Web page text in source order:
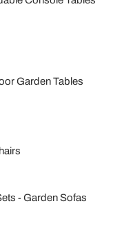
Garden Tables
Garden Sofas